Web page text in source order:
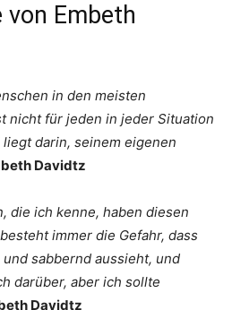
Embeth
in den meisten
nicht für jeden in jeder Situation
darin, seinem eigenen
Davidtz
die ich kenne, haben diesen
immer die Gefahr, dass
sabbernd aussieht, und
darüber, aber ich sollte
Davidtz